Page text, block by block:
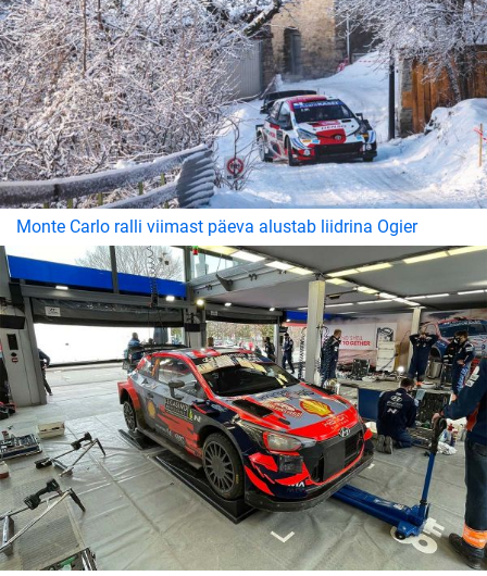
Monte Carlo ralli viimast päeva alustab liidrina Ogier